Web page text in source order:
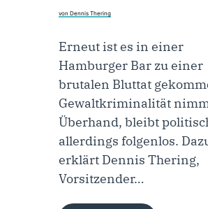
von Dennis Thering
Erneut ist es in einer
Hamburger Bar zu einer
brutalen Bluttat
Gewaltkriminalität
Überhand, bleibt
allerdings folgenlos.
erklärt Dennis Thering,
Vorsitzender…